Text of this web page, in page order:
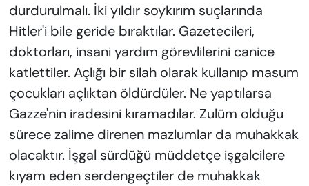
durdurulmalı. İki yıldır soykırım suçlarında
Hitler'i bile geride bıraktılar. Gazetecileri,
doktorları, insani yardım görevlilerini canice
katlettiler. Açlığı bir silah olarak kullanıp masum
çocukları açlıktan öldürdüler. Ne yaptılarsa
Gazze'nin iradesini kıramadılar. Zulüm olduğu
sürece zalime direnen mazlumlar da muhakkak
olacaktır. İşgal sürdüğü müddetçe işgalcilere
kıyam eden serdengeçtiler de muhakkak